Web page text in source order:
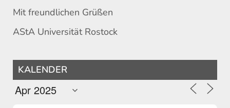
Mit freundlichen Grüßen
AStA Universität Rostock
KALENDER